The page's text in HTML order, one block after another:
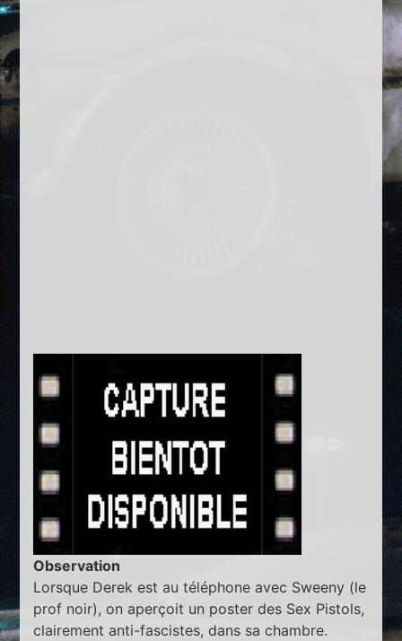
Observation
Lorsque Derek est au téléphone avec Sweeny (le
prof noir), on aperçoit un poster des Sex Pistols,
clairement anti-fascistes, dans sa chambre.